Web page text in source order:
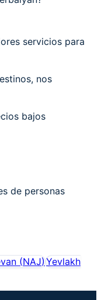
servicios para
nos
bajos
de personas
(NAJ)Yevlakh